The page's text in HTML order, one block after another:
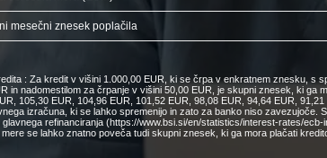
mesečni znesek poplačila
: Za kredit v višini 1.000,00 EUR, ki se črpa v enkratnem znesku, s
in nadomestilom za črpanje v višini 50,00 EUR, je skupni znesek, ki ga
105,30 EUR, 104,96 EUR, 101,52 EUR, 98,08 EUR, 94,64 EUR,
izračuna, ki se lahko spremenijo in zato za banko niso
glavnega refinanciranja (https://www.bsi.si/en/statistics/interest-rates/
se lahko znatno poveča tudi skupni znesek, ki ga mora plačati